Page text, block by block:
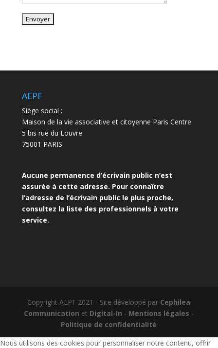
AEPF
Siège social :
Maison de la vie associative et citoyenne Paris Centre
5 bis rue du Louvre
75001 PARIS
Aucune permanence d’écrivain public n’est
assurée à cette adresse. Pour connaître
l’adresse de l’écrivain public le plus proche,
consultez la liste des professionnels à votre
service.
Copyright AEPF 2021 - Site développé par Cephilea
Communication et Digital-In - Mentions légales -
Politique de confidentialité
Nous utilisons des cookies pour personnaliser notre contenu, offrir